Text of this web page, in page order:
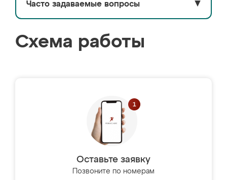
Часто задаваемые вопросы ▼
Схема работы
Оставьте заявку
Позвоните по номерам